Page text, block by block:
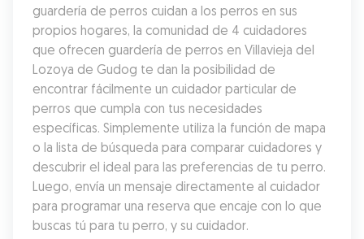
guardería de perros cuidan a los perros en sus
propios hogares, la comunidad de 4 cuidadores
que ofrecen guardería de perros en Villavieja del
Lozoya de Gudog te dan la posibilidad de
encontrar fácilmente un cuidador particular de
perros que cumpla con tus necesidades
específicas. Simplemente utiliza la función de mapa
o la lista de búsqueda para comparar cuidadores y
descubrir el ideal para las preferencias de tu perro.
Luego, envía un mensaje directamente al cuidador
para programar una reserva que encaje con lo que
buscas tú para tu perro, y su cuidador.